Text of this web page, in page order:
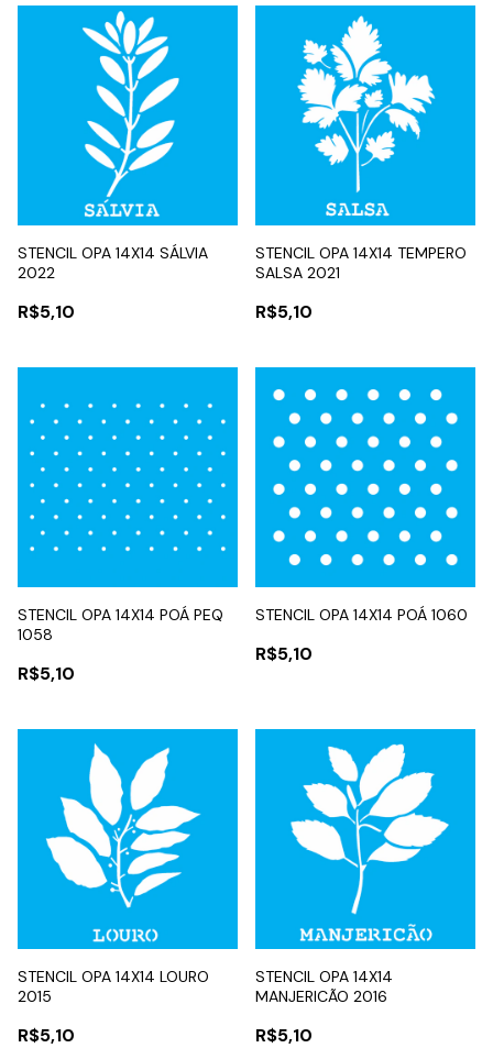
STENCIL OPA 14X14 SÁLVIA
2022
R$5,10
STENCIL OPA 14X14 TEMPERO
SALSA 2021
R$5,10
STENCIL OPA 14X14 POÁ PEQ
1058
R$5,10
STENCIL OPA 14X14 POÁ 1060
R$5,10
STENCIL OPA 14X14 LOURO
2015
R$5,10
STENCIL OPA 14X14
MANJERICÃO 2016
R$5,10